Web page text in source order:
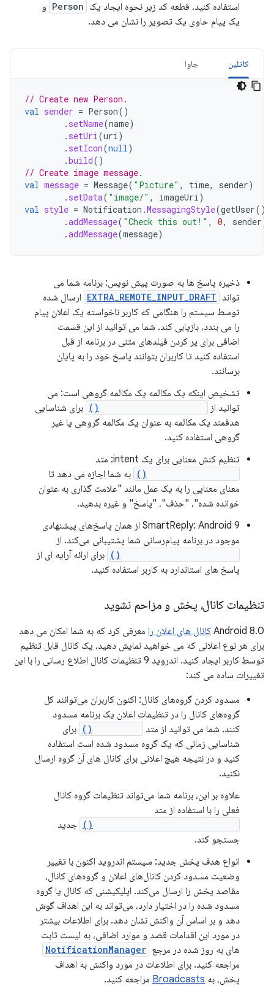
استفاده کنید. قطعه کد زیر نحوه ایجاد یک Person و
یک پیام حاوی یک تصویر را نشان می دهد.
کاتلین جاوا
// Create new Person.
val sender = Person()
. setName(name)
. setUri(uri)
. setIcon(null)
.build()
// Create image message.
val message = Message( "Picture" , time, sender)
. setData( "image/" , imageUri)
val style = Notification .MessagingStyle(getUser())
.addMessage( "Check this out!" , 0, sender)
.addMessage(message)
ذخیره پاسخ ها به صورت پیش نویس: برنامه شما می
تواند EXTRA_REMOTE_INPUT_DRAFT ارسال شده
توسط سیستم را هنگامی که کاربر ناخواسته یک اعلان پیام
را می بندد، بازیابی کند. شما می توانید از این قسمت
اضافی برای پر کردن فیلدهای متنی در برنامه از قبل
استفاده کنید تا کاربران بتوانند پاسخ خود را به پایان
برسانند.
تشخیص اینکه یک مکالمه یک مکالمه گروهی است: می
توانید از
برای شناسایی
هدفمند یک مکالمه به عنوان یک مکالمه گروهی یا غیر
گروهی استفاده کنید.
تنظیم کنش معنایی برای یک intent: متد
به شما اجازه می دهد تا
معنای معنایی را به یک عمل مانند "علامت گذاری به عنوان
خوانده شده"، "حذف"، "پاسخ" و غیره بدهید.
SmartReply: Android 9 از همان پاسخ‌های پیشنهادی
موجود در برنامه پیام‌رسانی شما پشتیبانی می‌کند. از
برای ارائه آرایه ای از
پاسخ های استاندارد به کاربر استفاده کنید.
تنظیمات کانال، پخش و مزاحم نشوید
Android 8.0 کانال های اعلان را معرفی کرد که به شما امکان می دهد
برای هر نوع اعلانی که می خواهید نمایش دهید، یک کانال قابل تنظیم
توسط کاربر ایجاد کنید. اندروید 9 تنظیمات کانال اطلاع رسانی را با این
تغییرات ساده می کند:
مسدود کردن گروه‌های کانال: اکنون کاربران می‌توانند کل
گروه‌های کانال را در تنظیمات اعلان یک برنامه مسدود
کنند. شما می توانید از متد
برای
شناسایی زمانی که یک گروه مسدود شده است استفاده
کنید و در نتیجه هیچ اعلانی برای کانال های آن گروه ارسال
نکنید.
علاوه بر این، برنامه شما می‌تواند تنظیمات گروه کانال
فعلی را با استفاده از متد
جدید
جستجو کند.
انواع هدف پخش جدید: سیستم اندروید اکنون با تغییر
وضعیت مسدود کردن کانال‌های اعلان و گروه‌های کانال،
مقاصد پخش را ارسال می‌کند. اپلیکیشنی که کانال یا گروه
مسدود شده را در اختیار دارد، می‌تواند به این اهداف گوش
دهد و بر اساس آن واکنش نشان دهد. برای اطلاعات بیشتر
در مورد این اقدامات قصد و موارد اضافی، به لیست ثابت
های به روز شده در مرجع NotificationManager
مراجعه کنید. برای اطلاعات در مورد واکنش به اهداف
پخش، به Broadcasts مراجعه کنید.